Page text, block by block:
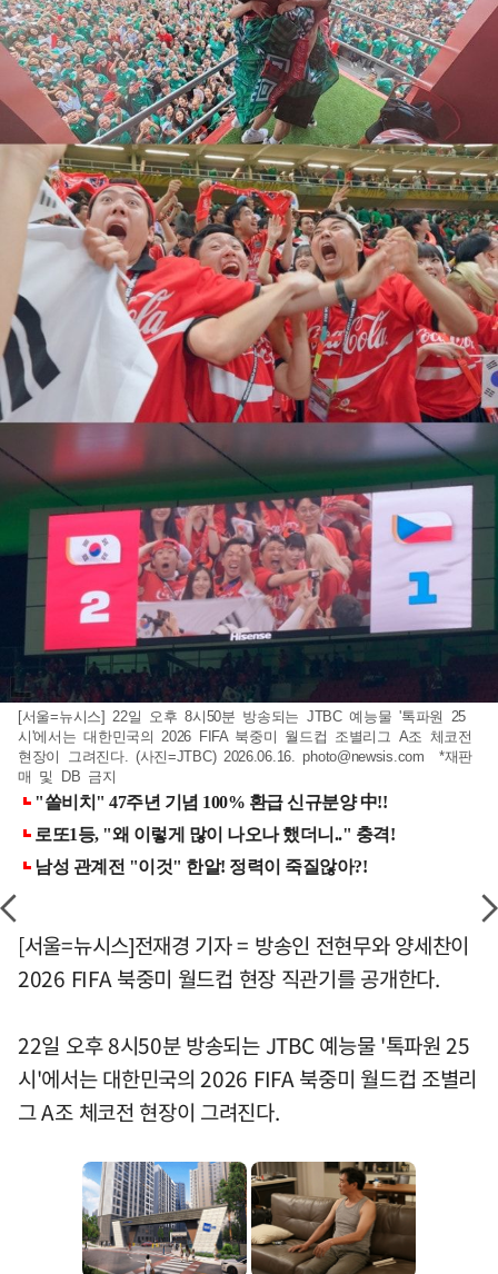
[서울=뉴시스] 22일 오후 8시50분 방송되는 JTBC 예능물 '톡파원 25
시'에서는 대한민국의 2026 FIFA 북중미 월드컵 조별리그 A조 체코전
현장이 그려진다. (사진=JTBC) 2026.06.16.photo@newsis.com *재판
매 및 DB 금지
[서울=뉴시스]전재경 기자 = 방송인 전현무와 양세찬이
2026 FIFA 북중미 월드컵 현장 직관기를 공개한다.
22일 오후 8시50분 방송되는 JTBC 예능물 '톡파원 25
시'에서는 대한민국의 2026 FIFA 북중미 월드컵 조별리
그 A조 체코전 현장이 그려진다.